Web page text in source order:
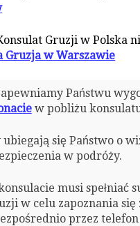
Gruzji w Polska
Gruzja w Warszawie
Państwu
w pobliżu
się Państwo o
w podróży.
musi spełniać
w celu zapoznania się
przez